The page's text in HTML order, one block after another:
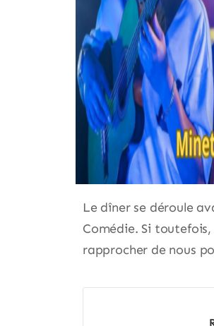
Le dîner se déroule
Comédie. Si
rapprocher de nous